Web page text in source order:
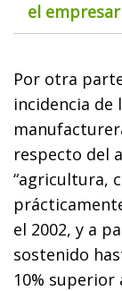
el
Por otra
incidencia de
respecto del
“agricultura,
el 2002, y a
sostenido
10% superior